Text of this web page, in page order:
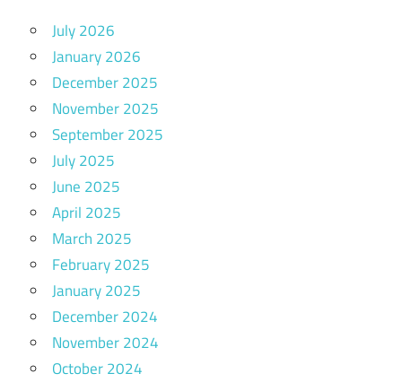
July 2026
January 2026
December 2025
November 2025
September 2025
July 2025
June 2025
April 2025
March 2025
February 2025
January 2025
December 2024
November 2024
October 2024